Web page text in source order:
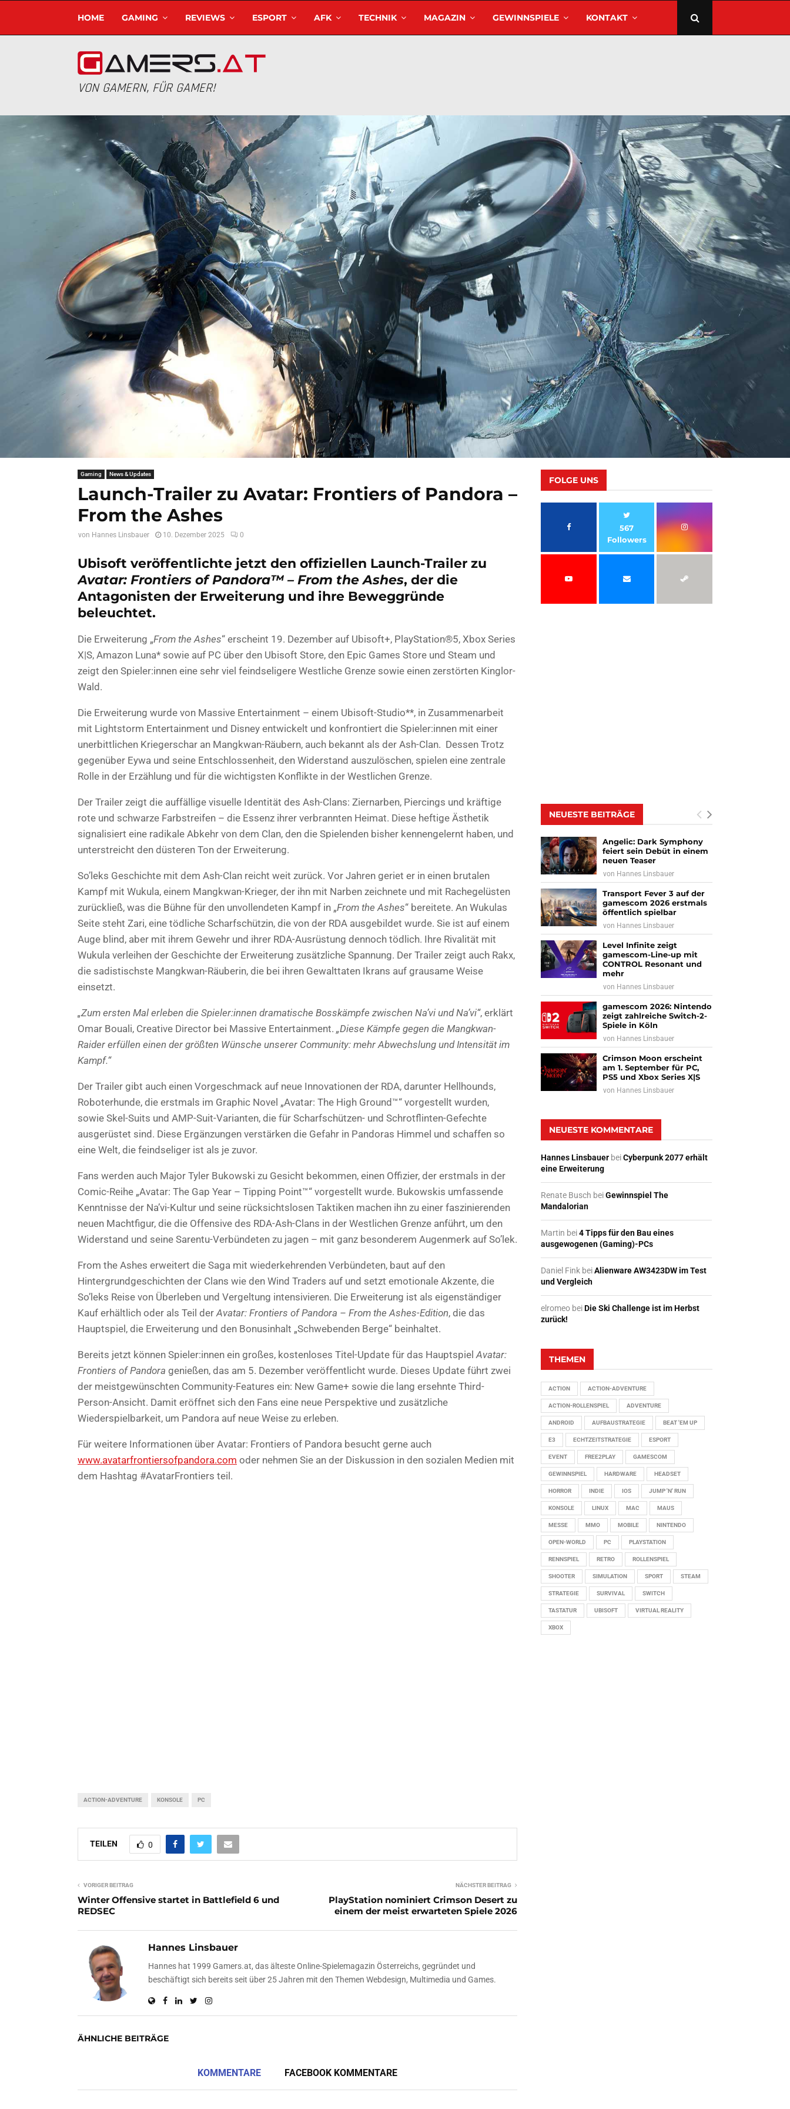
HOME GAMING REVIEWS ESPORT AFK TECHNIK MAGAZIN GEWINNSPIELE KONTAKT
VON GAMERN, FÜR GAMER!
Gaming News & Updates
Launch-Trailer zu Avatar: Frontiers of Pandora –
From the Ashes
von Hannes Linsbauer 10. Dezember 2025 0
Ubisoft veröffentlichte jetzt den offiziellen Launch-Trailer zu
Avatar: Frontiers of Pandora™ – From the Ashes, der die
Antagonisten der Erweiterung und ihre Beweggründe
beleuchtet.
Die Erweiterung „From the Ashes“ erscheint 19. Dezember auf Ubisoft+, PlayStation®5, Xbox Series
X|S, Amazon Luna* sowie auf PC über den Ubisoft Store, den Epic Games Store und Steam und
zeigt den Spieler:innen eine sehr viel feindseligere Westliche Grenze sowie einen zerstörten Kinglor-
Wald.
Die Erweiterung wurde von Massive Entertainment – einem Ubisoft-Studio**, in Zusammenarbeit
mit Lightstorm Entertainment und Disney entwickelt und konfrontiert die Spieler:innen mit einer
unerbittlichen Kriegerschar an Mangkwan-Räubern, auch bekannt als der Ash-Clan. ​ Dessen Trotz
gegenüber Eywa und seine Entschlossenheit, den Widerstand auszulöschen, spielen eine zentrale
Rolle in der Erzählung und für die wichtigsten Konflikte in der Westlichen Grenze.
Der Trailer zeigt die auffällige visuelle Identität des Ash-Clans: Ziernarben, Piercings und kräftige
rote und schwarze Farbstreifen – die Essenz ihrer verbrannten Heimat. Diese heftige Ästhetik
signalisiert eine radikale Abkehr von dem Clan, den die Spielenden bisher kennengelernt haben, und
unterstreicht den düsteren Ton der Erweiterung.
So’leks Geschichte mit dem Ash-Clan reicht weit zurück. Vor Jahren geriet er in einen brutalen
Kampf mit Wukula, einem Mangkwan-Krieger, der ihn mit Narben zeichnete und mit Rachegelüsten
zurückließ, was die Bühne für den unvollendeten Kampf in „From the Ashes“ bereitete. An Wukulas
Seite steht Zari, eine tödliche Scharfschützin, die von der RDA ausgebildet wurde. Sie ist auf einem
Auge blind, aber mit ihrem Gewehr und ihrer RDA-Ausrüstung dennoch tödlich. Ihre Rivalität mit
Wukula verleihen der Geschichte der Erweiterung zusätzliche Spannung. Der Trailer zeigt auch Rakx,
die sadistischste Mangkwan-Räuberin, die bei ihren Gewalttaten Ikrans auf grausame Weise
einsetzt.
„Zum ersten Mal erleben die Spieler:innen dramatische Bosskämpfe zwischen Na’vi und Na’vi“, erklärt
Omar Bouali, Creative Director bei Massive Entertainment. „Diese Kämpfe gegen die Mangkwan-
Raider erfüllen einen der größten Wünsche unserer Community: mehr Abwechslung und Intensität im
Kampf.“
Der Trailer gibt auch einen Vorgeschmack auf neue Innovationen der RDA, darunter Hellhounds,
Roboterhunde, die erstmals im Graphic Novel „Avatar: The High Ground™“ vorgestellt wurden,
sowie Skel-Suits und AMP-Suit-Varianten, die für Scharfschützen- und Schrotflinten-Gefechte
ausgerüstet sind. Diese Ergänzungen verstärken die Gefahr in Pandoras Himmel und schaffen so
eine Welt, die feindseliger ist als je zuvor.
Fans werden auch Major Tyler Bukowski zu Gesicht bekommen, einen Offizier, der erstmals in der
Comic-Reihe „Avatar: The Gap Year – Tipping Point™“ vorgestellt wurde. Bukowskis umfassende
Kenntnisse der Na’vi-Kultur und seine rücksichtslosen Taktiken machen ihn zu einer faszinierenden
neuen Machtfigur, die die Offensive des RDA-Ash-Clans in der Westlichen Grenze anführt, um den
Widerstand und seine Sarentu-Verbündeten zu jagen – mit ganz besonderem Augenmerk auf So’lek.
From the Ashes erweitert die Saga mit wiederkehrenden Verbündeten, baut auf den
Hintergrundgeschichten der Clans wie den Wind Traders auf und setzt emotionale Akzente, die
So’leks Reise von Überleben und Vergeltung intensivieren. Die Erweiterung ist als eigenständiger
Kauf erhältlich oder als Teil der Avatar: Frontiers of Pandora – From the Ashes-Edition, die das
Hauptspiel, die Erweiterung und den Bonusinhalt „Schwebenden Berge“ beinhaltet.
Bereits jetzt können Spieler:innen ein großes, kostenloses Titel-Update für das Hauptspiel Avatar:
Frontiers of Pandora genießen, das am 5. Dezember veröffentlicht wurde. Dieses Update führt zwei
der meistgewünschten Community-Features ein: New Game+ sowie die lang ersehnte Third-
Person-Ansicht. Damit eröffnet sich den Fans eine neue Perspektive und zusätzliche
Wiederspielbarkeit, um Pandora auf neue Weise zu erleben.
Für weitere Informationen über Avatar: Frontiers of Pandora besucht gerne auch
www.avatarfrontiersofpandora.com oder nehmen Sie an der Diskussion in den sozialen Medien mit
dem Hashtag #AvatarFrontiers teil.
ACTION-ADVENTURE KONSOLE PC
TEILEN 0
VORIGER BEITRAG
Winter Offensive startet in Battlefield 6 und
REDSEC
NÄCHSTER BEITRAG
PlayStation nominiert Crimson Desert zu
einem der meist erwarteten Spiele 2026
Hannes Linsbauer
Hannes hat 1999 Gamers.at, das älteste Online-Spielemagazin Österreichs, gegründet und
beschäftigt sich bereits seit über 25 Jahren mit den Themen Webdesign, Multimedia und Games.
ÄHNLICHE BEITRÄGE
KOMMENTARE FACEBOOK KOMMENTARE
FOLGE UNS
567
Followers
NEUESTE BEITRÄGE
Angelic: Dark Symphony
feiert sein Debüt in einem
neuen Teaser
von Hannes Linsbauer
Transport Fever 3 auf der
gamescom 2026 erstmals
öffentlich spielbar
von Hannes Linsbauer
Level Infinite zeigt
gamescom-Line-up mit
CONTROL Resonant und
mehr
von Hannes Linsbauer
gamescom 2026: Nintendo
zeigt zahlreiche Switch-2-
Spiele in Köln
von Hannes Linsbauer
Crimson Moon erscheint
am 1. September für PC,
PS5 und Xbox Series X|S
von Hannes Linsbauer
NEUESTE KOMMENTARE
Hannes Linsbauer beiCyberpunk 2077 erhält
eine Erweiterung
Renate Busch beiGewinnspiel The
Mandalorian
Martin bei4 Tipps für den Bau eines
ausgewogenen (Gaming)-PCs
Daniel Fink beiAlienware AW3423DW im Test
und Vergleich
elromeo beiDie Ski Challenge ist im Herbst
zurück!
THEMEN
ACTION ACTION-ADVENTURE
ACTION-ROLLENSPIEL ADVENTURE
ANDROID AUFBAUSTRATEGIE BEAT 'EM UP
E3 ECHTZEITSTRATEGIE ESPORT
EVENT FREE2PLAY GAMESCOM
GEWINNSPIEL HARDWARE HEADSET
HORROR INDIE IOS JUMP 'N' RUN
KONSOLE LINUX MAC MAUS
MESSE MMO MOBILE NINTENDO
OPEN-WORLD PC PLAYSTATION
RENNSPIEL RETRO ROLLENSPIEL
SHOOTER SIMULATION SPORT STEAM
STRATEGIE SURVIVAL SWITCH
TASTATUR UBISOFT VIRTUAL REALITY
XBOX